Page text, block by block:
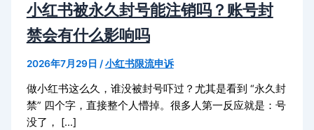
小红书被永久封号能注销吗？账号封
禁会有什么影响吗
2026年7月29日 /小红书限流申诉
做小红书这么久，谁没被封号吓过？尤其是看到 “永久封
禁” 四个字，直接整个人懵掉。很多人第一反应就是：号
没了， […]